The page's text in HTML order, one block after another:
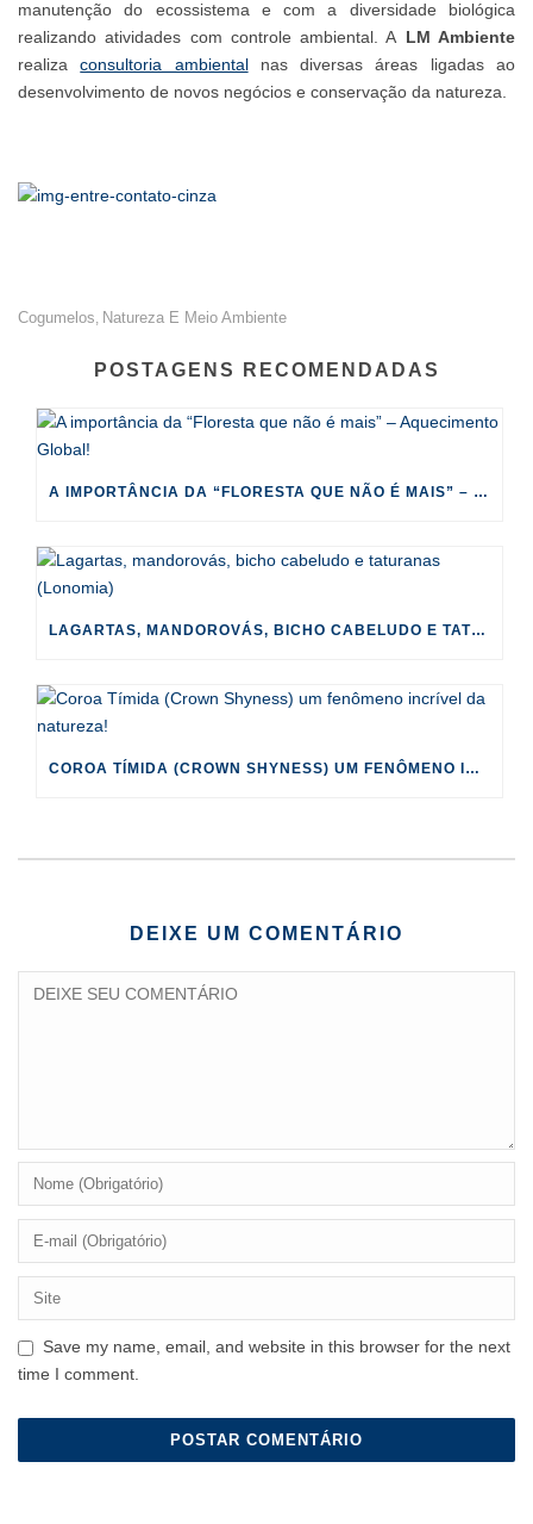
manutenção do ecossistema e com a diversidade biológica
realizando atividades com controle ambiental. A LM Ambiente
realizaconsultoria ambientalnas diversas áreas ligadas ao
desenvolvimento de novos negócios e conservação da natureza.
Cogumelos, Natureza E Meio Ambiente
POSTAGENS RECOMENDADAS
A IMPORTÂNCIA DA “FLORESTA QUE NÃO É MAIS” – AQUECIMENTO GLOBAL!
LAGARTAS, MANDOROVÁS, BICHO CABELUDO E TATURANAS (LONOMIA)
COROA TÍMIDA (CROWN SHYNESS) UM FENÔMENO INCRÍVEL DA NATUREZA!
DEIXE UM COMENTÁRIO
Save my name, email, and website in this browser for the next
time I comment.